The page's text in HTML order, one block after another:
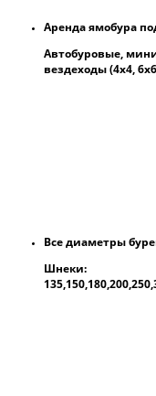
Аренда ямобура
Автобуровые,
вездеходы (4х4,
Все диаметры
Шнеки: